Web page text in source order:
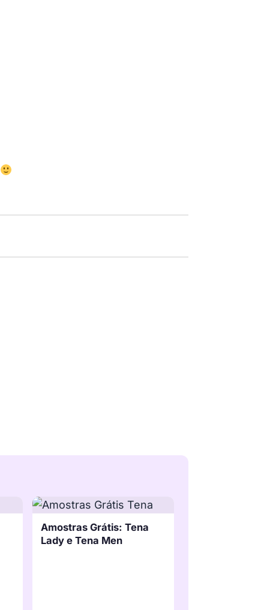
Amostras Grátis: Tena
Lady e Tena Men